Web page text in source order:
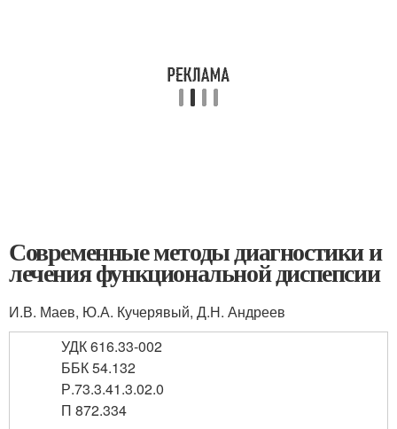
Современные методы диагностики и
лечения функциональной диспепсии
И.В. Маев, Ю.А. Кучерявый, Д.Н. Андреев
УДК 616.33-002
ББК 54.132
Р.73.3.41.3.02.0
П 872.334